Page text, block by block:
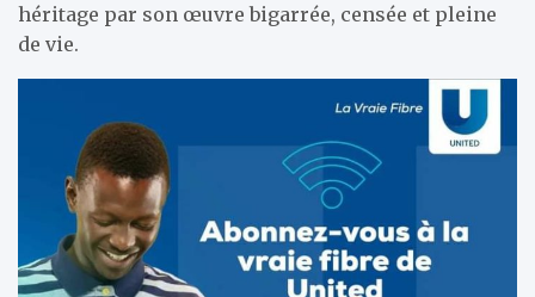
héritage par son œuvre bigarrée, censée et pleine
de vie.